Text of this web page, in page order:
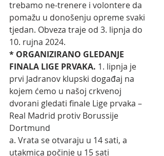
trebamo ne-trenere i volontere da
pomažu u donošenju opreme svaki
tjedan. Obveza traje od 3. lipnja do
10. rujna 2024.
* ORGANIZIRANO GLEDANJE
FINALA LIGE PRVAKA. 1. lipnja je
prvi Jadranov klupski događaj na
kojem ćemo u našoj crkvenoj
dvorani gledati finale Lige prvaka –
Real Madrid protiv Borussije
Dortmund
a. Vrata se otvaraju u 14 sati, a
utakmica počinje u 15 sati